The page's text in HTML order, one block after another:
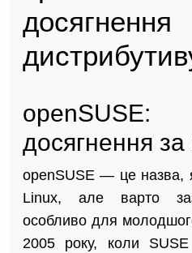
досягнення
openSUSE:
досягнення за
openSUSE — це назва,
Linux, але варто
особливо для
2005 року, коли